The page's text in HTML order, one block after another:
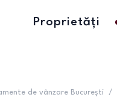
Proprietăți
de vânzare București /